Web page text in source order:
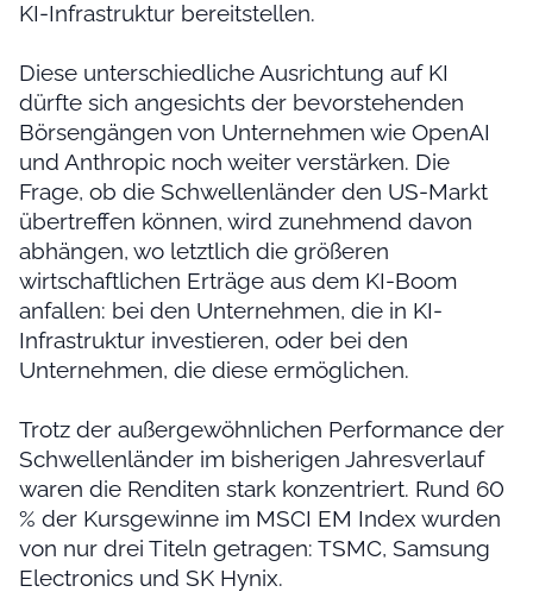
KI-Infrastruktur bereitstellen.
Diese unterschiedliche Ausrichtung auf KI
dürfte sich angesichts der bevorstehenden
Börsengängen von Unternehmen wie OpenAI
und Anthropic noch weiter verstärken. Die
Frage, ob die Schwellenländer den US-Markt
übertreffen können, wird zunehmend davon
abhängen, wo letztlich die größeren
wirtschaftlichen Erträge aus dem KI-Boom
anfallen: bei den Unternehmen, die in KI-
Infrastruktur investieren, oder bei den
Unternehmen, die diese ermöglichen.
Trotz der außergewöhnlichen Performance der
Schwellenländer im bisherigen Jahresverlauf
waren die Renditen stark konzentriert. Rund 60
% der Kursgewinne im MSCI EM Index wurden
von nur drei Titeln getragen: TSMC, Samsung
Electronics und SK Hynix.